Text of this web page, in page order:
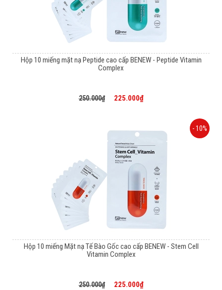
Hộp 10 miếng mặt nạ Peptide cao cấp BENEW - Peptide Vitamin
Complex
250.000₫ 225.000₫
- 10%
Hộp 10 miếng Mặt nạ Tế Bào Gốc cao cấp BENEW - Stem Cell
Vitamin Complex
250.000₫ 225.000₫